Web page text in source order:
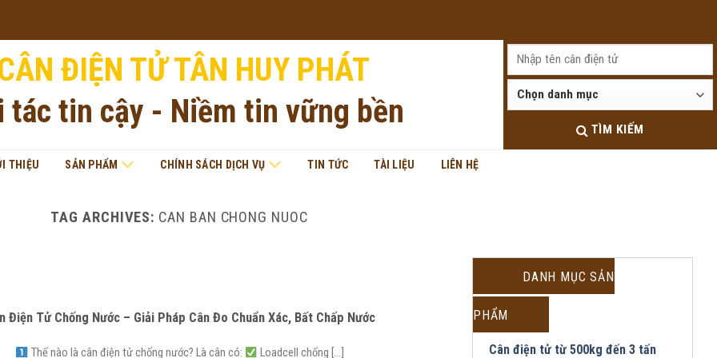
ĐIỆN TỬ TÂN HUY PHÁT
tác tin cậy - Niềm tin vững bền
TÌM KIẾM
THIỆU SẢN PHẨM CHÍNH SÁCH DỊCH VỤ TIN TỨC TÀI LIỆU LIÊN HỆ
TAG ARCHIVES: CAN BAN CHONG NUOC
Điện Tử Chống Nước – Giải Pháp Cân Đo Chuẩn Xác, Bất Chấp Nước
Thế nào là cân điện tử chống nước? Là cân có: Loadcell chống [...]
DANH MỤC SẢN
PHẨM
Cân điện tử từ 500kg đến 3 tấn